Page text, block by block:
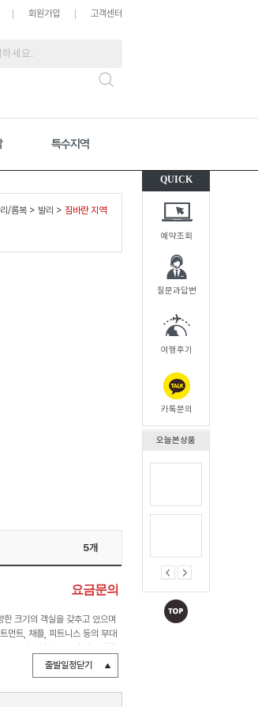
QUICK
예약조회
질문과답변
여행후기
카톡문의
오늘본상품
회원가입 고객센터
특수지역
/롬복 > 발리 > 짐바란 지역
5개
요금문의
크기의 객실을 갖추고 있으며
먼트, 채플, 피트니스 등의 부대
토랑과 세 개의 바가 있다. 포
준비해두고 있다. 행 루스 바
여는데 해피아워 타임을 가짐
출발일정닫기